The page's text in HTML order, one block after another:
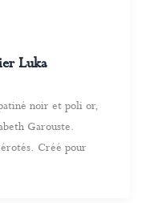
Luka
noir et poli or,
Garouste.
Créé pour